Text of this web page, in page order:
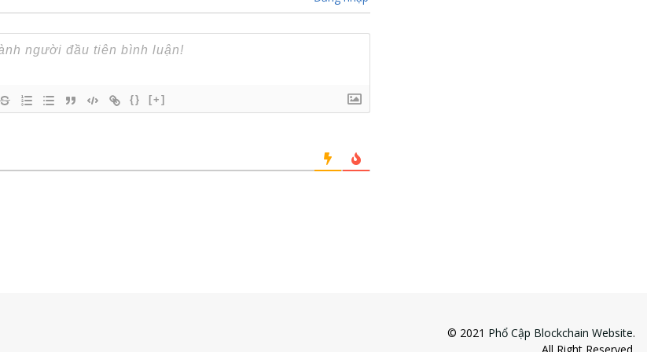
{} [+]
© 2021 Phổ Cập Blockchain Website.
All Right Reserved.